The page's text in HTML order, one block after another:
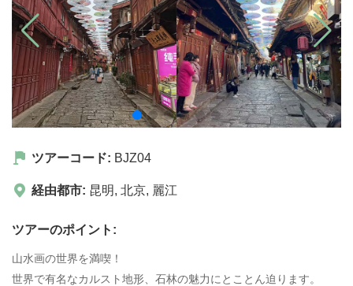
ツアーコード: BJZ04
経由都市: 昆明, 北京, 麗江
ツアーのポイント:
山水画の世界を満喫！
世界で有名なカルスト地形、石林の魅力にとことん迫ります。